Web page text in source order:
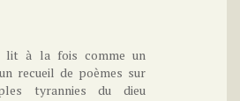
lit à la fois comme un
recueil de poèmes sur
tyrannies du dieu